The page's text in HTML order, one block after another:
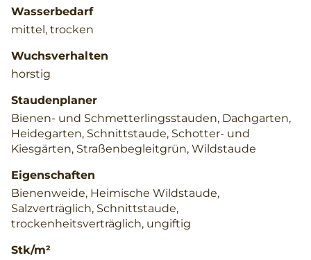
Wasserbedarf
mittel, trocken
Wuchsverhalten
horstig
Staudenplaner
Bienen- und Schmetterlingsstauden, Dachgarten,
Heidegarten, Schnittstaude, Schotter- und
Kiesgärten, Straßenbegleitgrün, Wildstaude
Eigenschaften
Bienenweide, Heimische Wildstaude,
Salzverträglich, Schnittstaude,
trockenheitsverträglich, ungiftig
Stk/m²